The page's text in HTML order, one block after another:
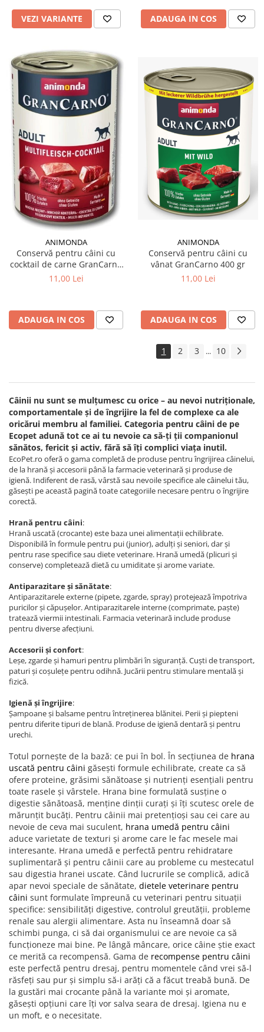
VEZI VARIANTE ADAUGA IN COS
ANIMONDA
Conservă pentru câini cu
cocktail de carne GranCarno
400 gr
11,00 Lei
ADAUGA IN COS
ANIMONDA
Conservă pentru câini cu
vânat GranCarno 400 gr
11,00 Lei
ADAUGA IN COS
1 2 3 ... 10
Câinii nu sunt se mulțumesc cu orice – au nevoi nutriționale,
comportamentale și de îngrijire la fel de complexe ca ale
oricărui membru al familiei. Categoria pentru câini de pe
Ecopet adună tot ce ai tu nevoie ca să-ți ții companionul
sănătos, fericit și activ, fără să îți complici viața inutil.
EcoPet.ro oferă o gama completă de produse pentru îngrijirea câinelui,
de la hrană și accesorii până la farmacie veterinară și produse de
igienă. Indiferent de rasă, vârstă sau nevoile specifice ale câinelui tău,
găsești pe această pagină toate categoriile necesare pentru o îngrijire
corectă.
Hrană pentru câini:
Hrană uscată (crocante) este baza unei alimentații echilibrate.
Disponibilă în formule pentru pui (junior), adulți și seniori, dar și
pentru rase specifice sau diete veterinare. Hrană umedă (plicuri și
conserve) completează dietă cu umiditate și arome variate.
Antiparazitare și sănătate:
Antiparazitarele externe (pipete, zgarde, spray) protejează împotriva
puricilor și căpușelor. Antiparazitarele interne (comprimate, paște)
tratează viermii intestinali. Farmacia veterinară include produse
pentru diverse afecțiuni.
Accesorii și confort:
Leșe, zgarde și hamuri pentru plimbări în siguranță. Cuști de transport,
paturi și coșulețe pentru odihnă. Jucării pentru stimulare mentală și
fizică.
Igienă și îngrijire:
Șampoane și balsame pentru întreținerea blănitei. Perii și piepteni
pentru diferite tipuri de blană. Produse de igienă dentară și pentru
urechi.
Totul pornește de la bază: ce pui în bol. În secțiunea de hrana
uscată pentru câini găsești formule echilibrate, create ca să
ofere proteine, grăsimi sănătoase și nutrienți esențiali pentru
toate rasele și vârstele. Hrana bine formulată susține o
digestie sănătoasă, menține dinții curați și îți scutesc orele de
mărunțit bucăți. Pentru câinii mai pretențioși sau cei care au
nevoie de ceva mai suculent, hrana umedă pentru câini
aduce varietate de texturi și arome care le fac mesele mai
interesante. Hrana umedă e perfectă pentru rehidratare
suplimentară și pentru câinii care au probleme cu mestecatul
sau digestia hranei uscate. Când lucrurile se complică, adică
apar nevoi speciale de sănătate, dietele veterinare pentru
câini sunt formulate împreună cu veterinari pentru situații
specifice: sensibilități digestive, controlul greutății, probleme
renale sau alergii alimentare. Asta nu înseamnă doar să
schimbi punga, ci să dai organismului ce are nevoie ca să
funcționeze mai bine. Pe lângă mâncare, orice câine știe exact
ce merită ca recompensă. Gama de recompense pentru câini
este perfectă pentru dresaj, pentru momentele când vrei să-l
răsfeți sau pur și simplu să-i arăți că a făcut treabă bună. De
la gustări mai crocante până la variante moi și aromate,
găsești opțiuni care îți vor salva seara de dresaj. Igiena nu e
un moft, e o necesitate.